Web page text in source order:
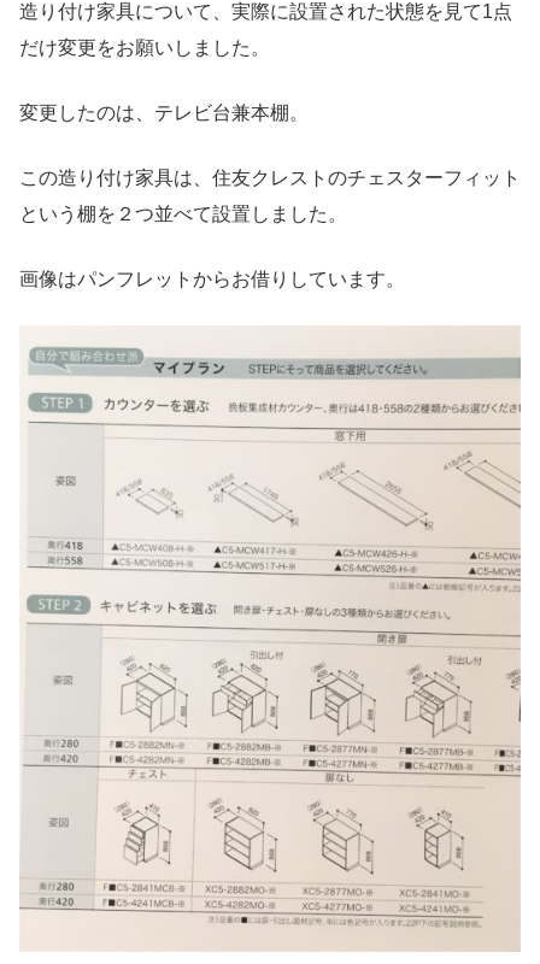
造り付け家具について、実際に設置された状態を見て1点
だけ変更をお願いしました。
変更したのは、テレビ台兼本棚。
この造り付け家具は、住友クレストのチェスターフィット
という棚を２つ並べて設置しました。
画像はパンフレットからお借りしています。